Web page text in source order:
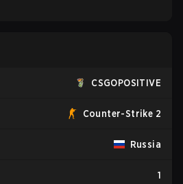
CSGOPOSITIVE
Counter-Strike 2
Russia
1